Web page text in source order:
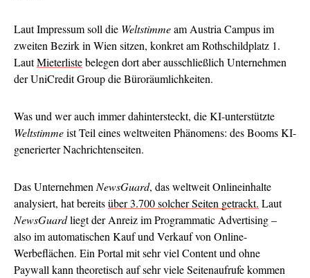
Laut Impressum soll die Weltstimmeam Austria Campus im
zweiten Bezirk in Wien sitzen, konkret am Rothschildplatz 1.
LautMieterlistebelegen dort aber ausschließlich Unternehmen
der UniCredit Group die Büroräumlichkeiten.
Was und wer auch immer dahintersteckt, die KI-unterstützte
Weltstimmeist Teil eines weltweiten Phänomens: des Booms KI-
generierter Nachrichtenseiten.
Das UnternehmenNewsGuard, das weltweit Onlineinhalte
analysiert, hat bereitsüber 3.700 solcher Seiten getrackt. Laut
NewsGuardliegt der Anreiz im Programmatic Advertising –
also im automatischen Kauf und Verkauf von Online-
Werbeflächen. Ein Portal mit sehr viel Content und ohne
Paywall kann theoretisch auf sehr viele Seitenaufrufe kommen